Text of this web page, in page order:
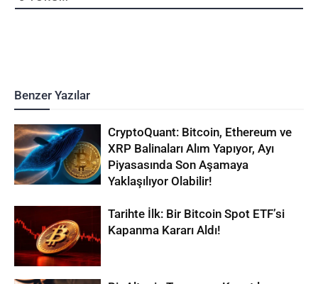
Benzer Yazılar
CryptoQuant: Bitcoin, Ethereum ve
XRP Balinaları Alım Yapıyor, Ayı
Piyasasında Son Aşamaya
Yaklaşılıyor Olabilir!
Tarihte İlk: Bir Bitcoin Spot ETF’si
Kapanma Kararı Aldı!